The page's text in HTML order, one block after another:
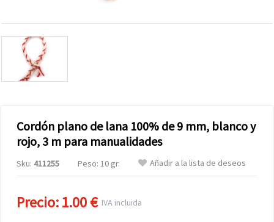
Cordón plano de lana 100% de 9 mm, blanco y
rojo, 3 m para manualidades
Sku: 411255 Peso: 10 gr. Añadir a la lista de deseos
Precio:1.00 €IVA incluida